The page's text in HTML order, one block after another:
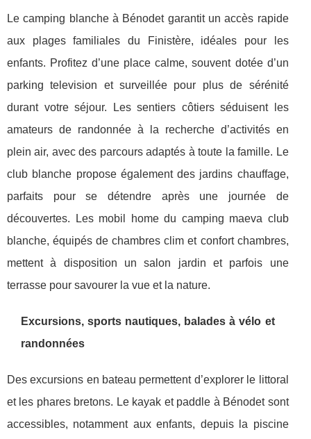
Le camping blanche à Bénodet garantit un accès rapide
aux plages familiales du Finistère, idéales pour les
enfants. Profitez d’une place calme, souvent dotée d’un
parking television et surveillée pour plus de sérénité
durant votre séjour. Les sentiers côtiers séduisent les
amateurs de randonnée à la recherche d’activités en
plein air, avec des parcours adaptés à toute la famille. Le
club blanche propose également des jardins chauffage,
parfaits pour se détendre après une journée de
découvertes. Les mobil home du camping maeva club
blanche, équipés de chambres clim et confort chambres,
mettent à disposition un salon jardin et parfois une
terrasse pour savourer la vue et la nature.
Excursions, sports nautiques, balades à vélo et
randonnées
Des excursions en bateau permettent d’explorer le littoral
et les phares bretons. Le kayak et paddle à Bénodet sont
accessibles, notamment aux enfants, depuis la piscine